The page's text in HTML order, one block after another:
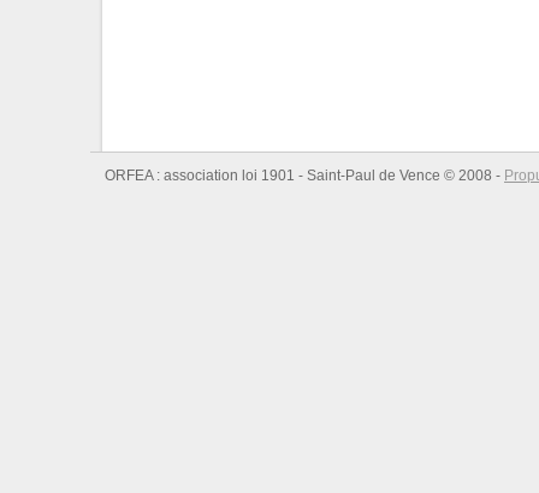
ORFEA : association loi 1901 - Saint-Paul de Vence © 2008 -